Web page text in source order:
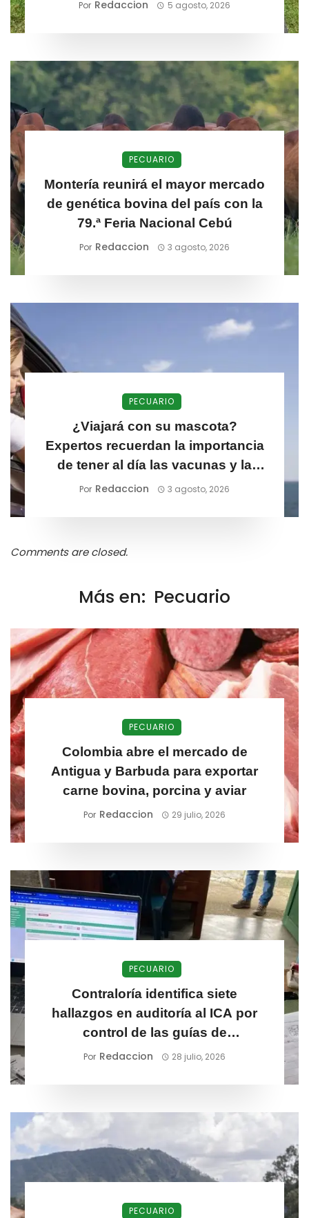
Por Redaccion 5 agosto, 2026
PECUARIO
Montería reunirá el mayor mercado
de genética bovina del país con la
79.ª Feria Nacional Cebú
Por Redaccion 3 agosto, 2026
PECUARIO
¿Viajará con su mascota?
Expertos recuerdan la importancia
de tener al día las vacunas y la
desparasitación
Por Redaccion 3 agosto, 2026
Comments are closed.
Más en: Pecuario
PECUARIO
Colombia abre el mercado de
Antigua y Barbuda para exportar
carne bovina, porcina y aviar
Por Redaccion 29 julio, 2026
PECUARIO
Contraloría identifica siete
hallazgos en auditoría al ICA por
control de las guías de
movilización animal
Por Redaccion 28 julio, 2026
PECUARIO